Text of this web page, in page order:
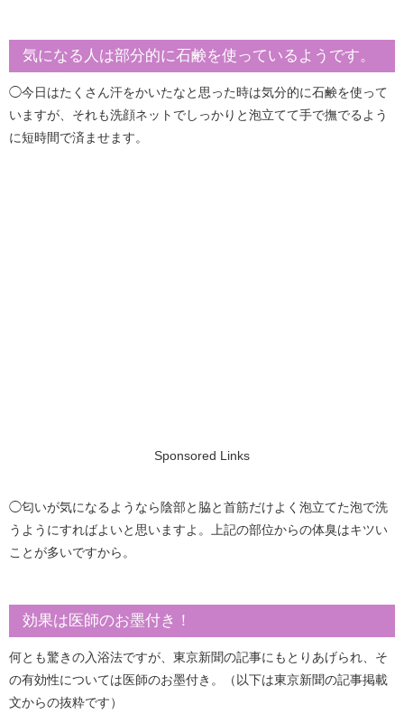
気になる人は部分的に石鹸を使っているようです。
◯今日はたくさん汗をかいたなと思った時は気分的に石鹸を使って
いますが、それも洗顔ネットでしっかりと泡立てて手で撫でるよう
に短時間で済ませます。
Sponsored Links
◯匂いが気になるようなら陰部と脇と首筋だけよく泡立てた泡で洗
うようにすればよいと思いますよ。上記の部位からの体臭はキツい
ことが多いですから。
効果は医師のお墨付き！
何とも驚きの入浴法ですが、東京新聞の記事にもとりあげられ、そ
の有効性については医師のお墨付き。（以下は東京新聞の記事掲載
文からの抜粋です）